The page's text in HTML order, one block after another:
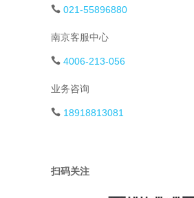
021-55896880
南京客服中心
4006-213-056
业务咨询
18918813081
扫码关注